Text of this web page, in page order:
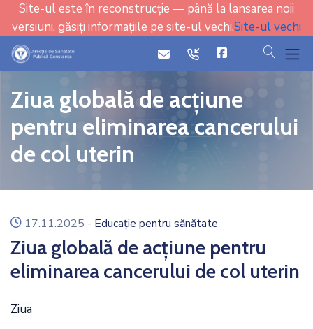
Site-ul este în reconstrucție — până la lansarea noii
versiuni, găsiți informațiile pe site-ul vechi.Site-ul vechi
iconicon cauta
Ziua globală de acțiune
pentru eliminarea cancerului
de col uterin
icon
17.11.2025 - Educație pentru sănătate
Ziua globală de acțiune pentru
eliminarea cancerului de col uterin
Ziua